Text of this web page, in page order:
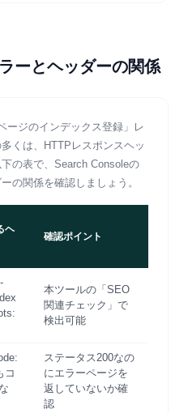
ーとヘッダーの関係
ージのインデックス登録」レ
くは、HTTPレスポンスヘッ
の表で、Search Consoleの
の関係を確認しましょう。
ヘ
確認ポイント
本ツールの「SEO
関連チェック」で
検出可能
コ
ステータス200なの
にエラーページを
返していないか確
認